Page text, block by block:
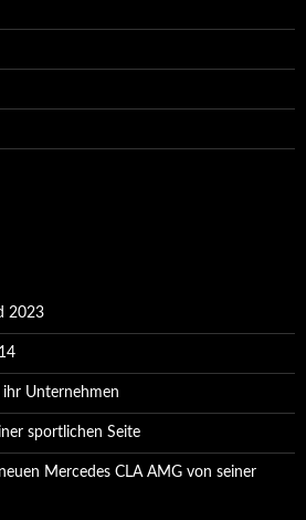
2023
Unternehmen
sportlichen Seite
Mercedes CLA AMG von seiner